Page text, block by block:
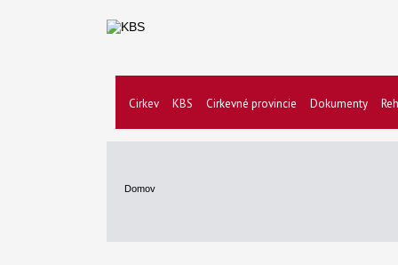
Cirkev KBS Cirkevné provincie Dokumenty
Domov